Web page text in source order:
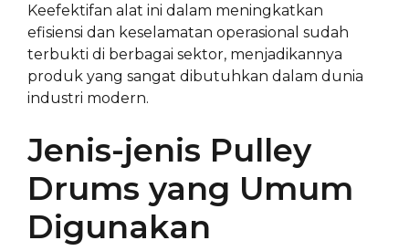
Keefektifan alat ini dalam meningkatkan
efisiensi dan keselamatan operasional sudah
terbukti di berbagai sektor, menjadikannya
produk yang sangat dibutuhkan dalam dunia
industri modern.
Jenis-jenis Pulley
Drums yang Umum
Digunakan